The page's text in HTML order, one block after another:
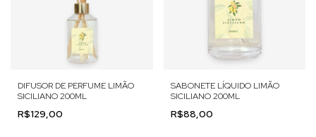
DIFUSOR DE PERFUME LIMÃO
SICILIANO 200ML
R$129,00
SABONETE LÍQUIDO LIMÃO
SICILIANO 200ML
R$88,00